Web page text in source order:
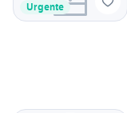
Urgente